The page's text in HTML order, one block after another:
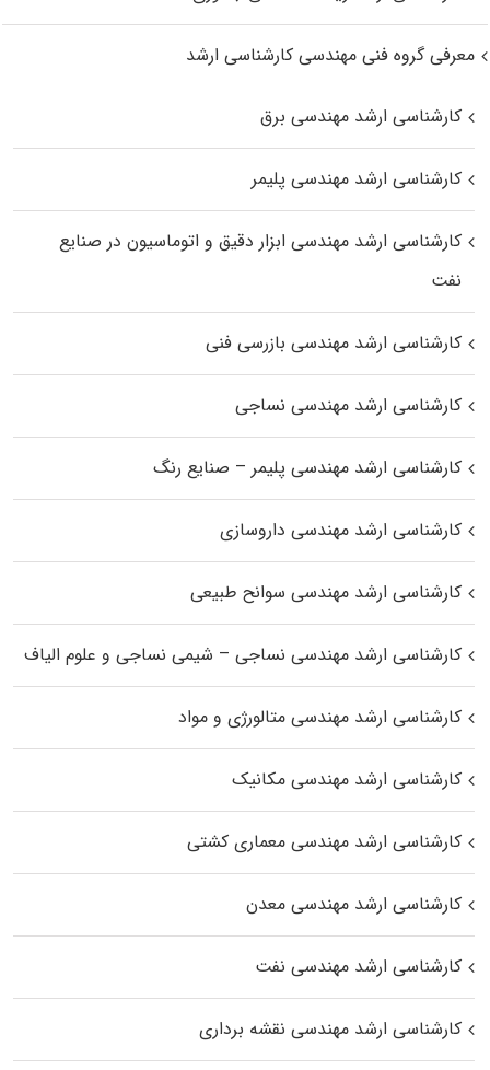
معرفی گروه فنی مهندسی کارشناسی ارشد
کارشناسی ارشد مهندسی برق
کارشناسی ارشد مهندسی پلیمر
کارشناسی ارشد مهندسی ابزار دقیق و اتوماسیون در صنایع
نفت
کارشناسی ارشد مهندسی بازرسی فنی
کارشناسی ارشد مهندسی نساجی
کارشناسی ارشد مهندسی پلیمر – صنایع رنگ
کارشناسی ارشد مهندسی داروسازی
کارشناسی ارشد مهندسی سوانح طبیعی
کارشناسی ارشد مهندسی نساجی – شیمی نساجی و علوم الیاف
کارشناسی ارشد مهندسی متالورژی و مواد
کارشناسی ارشد مهندسی مکانیک
کارشناسی ارشد مهندسی معماری کشتی
کارشناسی ارشد مهندسی معدن
کارشناسی ارشد مهندسی نفت
کارشناسی ارشد مهندسی نقشه برداری